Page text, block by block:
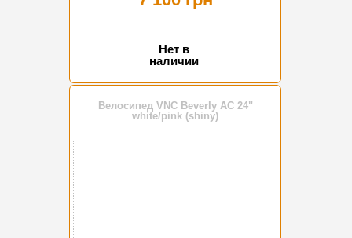
Нет в
наличии
Велосипед VNC Beverly AC 24"
white/pink (shiny)